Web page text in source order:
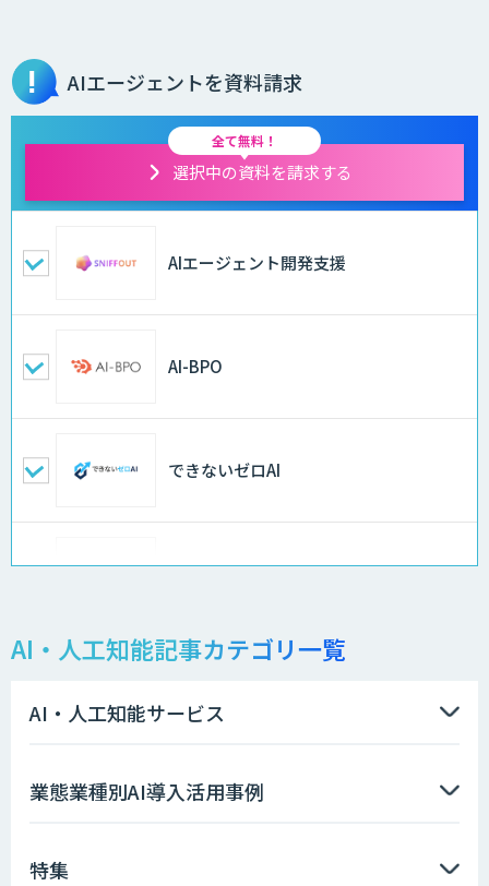
AIエージェントを資料請求
全て無料！
選択中の資料を請求する
AIエージェント開発支援
AI-BPO
できないゼロAI
Docify（ドシファイ）
imprai ezKotae
AI・人工知能記事カテゴリ一覧
AI・人工知能サービス
業態業種別AI導入活用事例
特集